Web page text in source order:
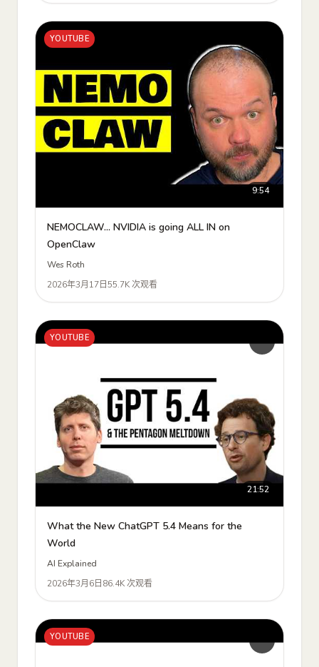
YOUTUBE
9:54
NEMOCLAW... NVIDIA is going ALL IN on
OpenClaw
Wes Roth
2026年3月17日55.7K 次观看
YOUTUBE
21:52
What the New ChatGPT 5.4 Means for the
World
AI Explained
2026年3月6日 86.4K 次观看
YOUTUBE